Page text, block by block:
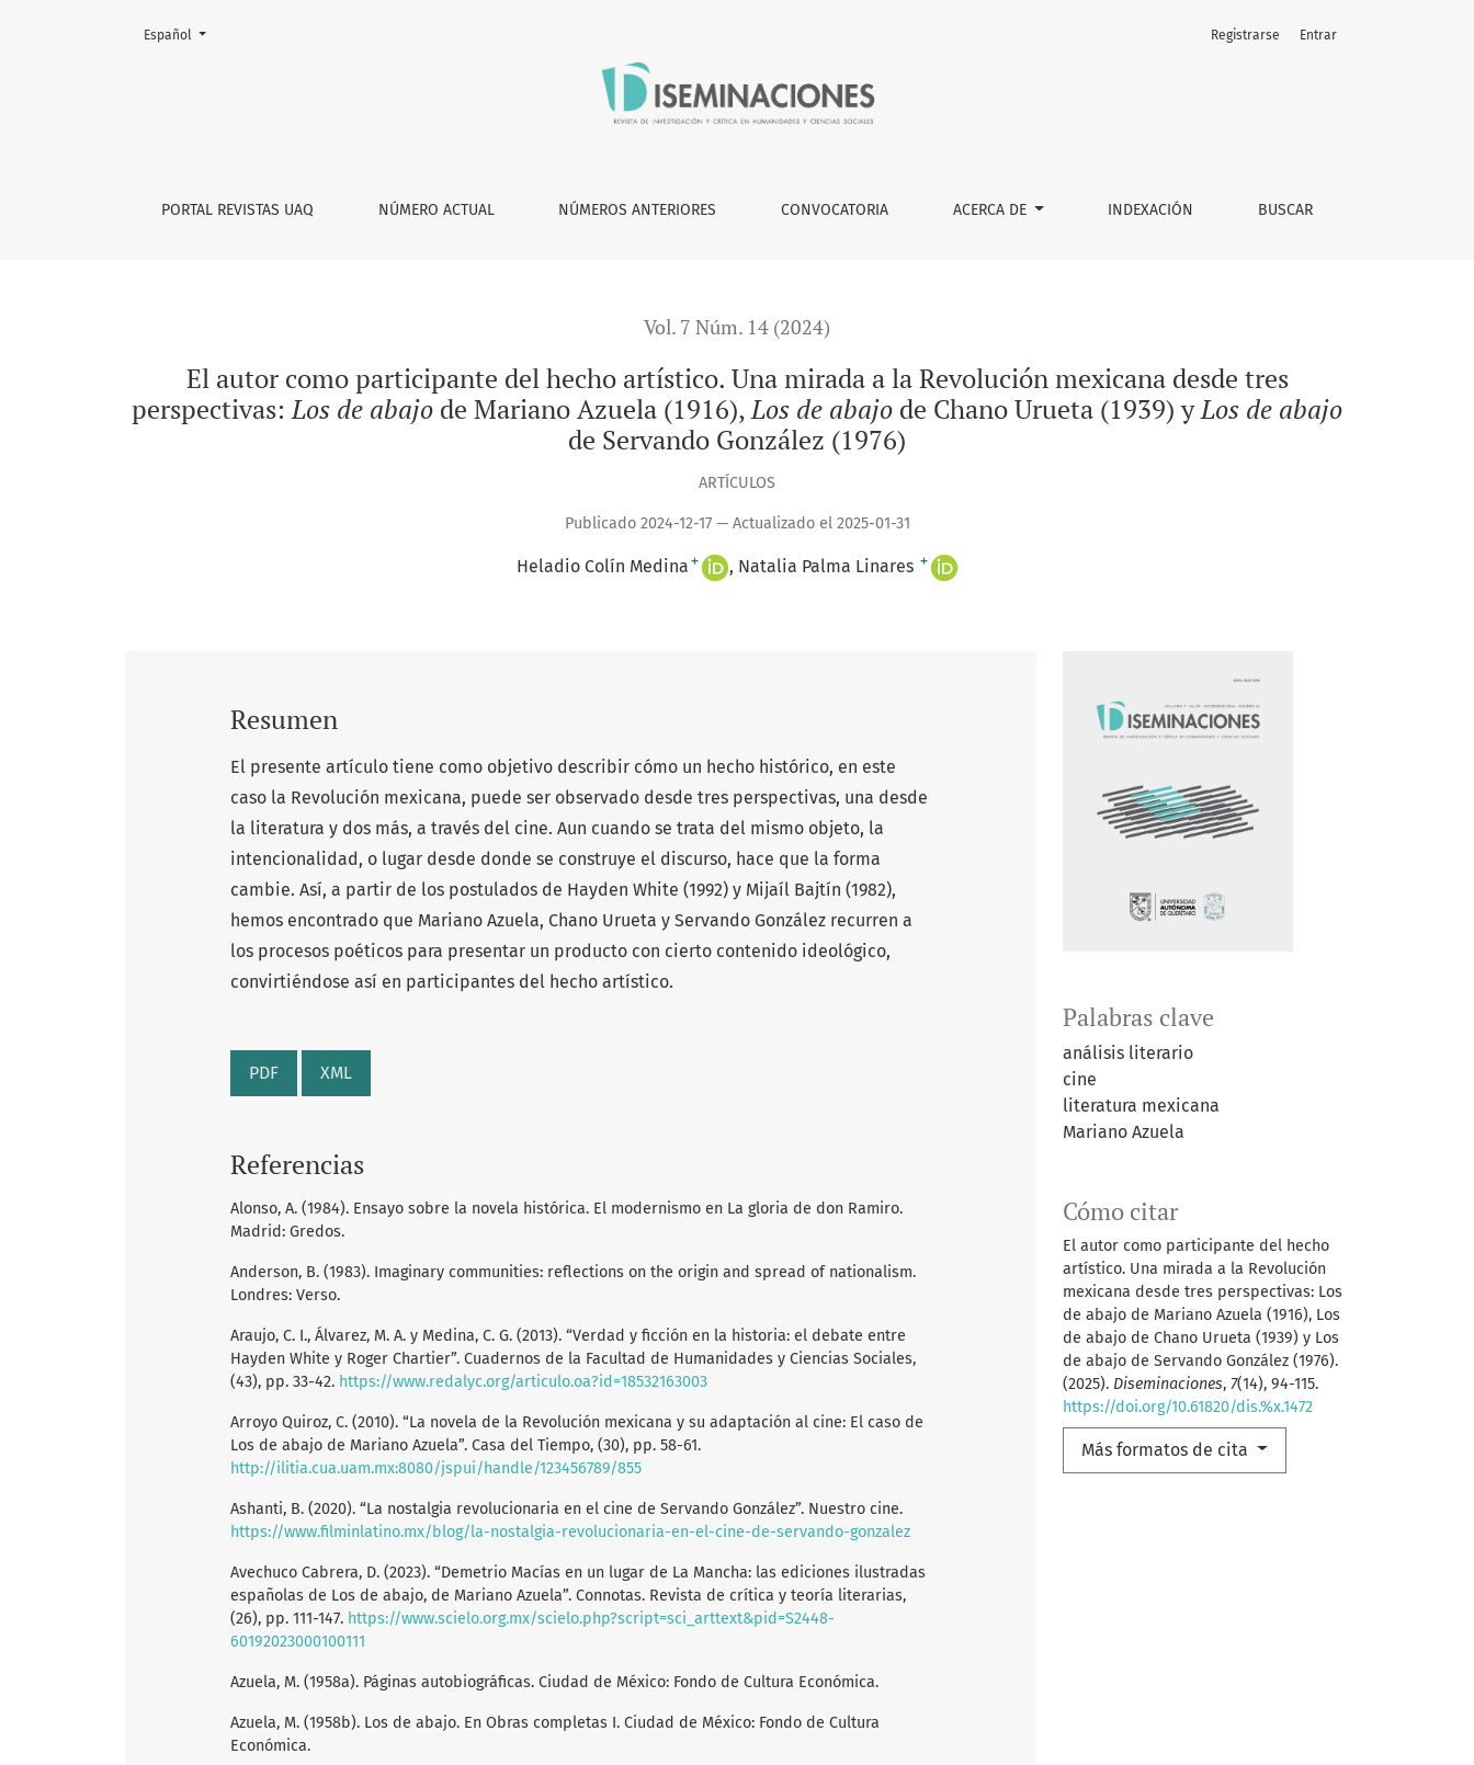
El autor como participante del hecho artístico. Una mirada a la Revolución mexicana desde tres perspectivas: <i>Los de abajo</i> de Mariano Azuela (1916), <i>Los de
PORTAL REVISTAS UAQ NÚMERO ACTUAL NÚMEROS ANTERIORES CONVOCATORIA ACERCA DE INDEXACIÓN BUSCAR
Registrarse Entrar
Cambiar el idioma. El actual es:
Español
Vol. 7 Núm. 14 (2024)
El autor como participante del hecho artístico. Una mirada a la Revolución mexicana desde tres
perspectivas:Los de abajo de Mariano Azuela (1916),Los de abajo de Chano Urueta (1939) yLos de abajo
de Servando González (1976)
ARTÍCULOS
Publicado 2024-12-17 — Actualizado el 2025-01-31
Heladio Colín Medina + Natalia Palma Linares +
Palabras clave
análisis literario
cine
literatura mexicana
Mariano Azuela
Cómo citar
El autor como participante del hecho
artístico. Una mirada a la Revolución
mexicana desde tres perspectivas: Los
de abajo de Mariano Azuela (1916), Los
de abajo de Chano Urueta (1939) y Los
de abajo de Servando González (1976).
(2025). Diseminaciones, 7(14), 94-115.
https://doi.org/10.61820/dis.%x.1472
Más formatos de cita
Resumen
El presente artículo tiene como objetivo describir cómo un hecho histórico, en este
caso la Revolución mexicana, puede ser observado desde tres perspectivas, una desde
la literatura y dos más, a través del cine. Aun cuando se trata del mismo objeto, la
intencionalidad, o lugar desde donde se construye el discurso, hace que la forma
cambie. Así, a partir de los postulados de Hayden White (1992) y Mijaíl Bajtín (1982),
hemos encontrado que Mariano Azuela, Chano Urueta y Servando González recurren a
los procesos poéticos para presentar un producto con cierto contenido ideológico,
convirtiéndose así en participantes del hecho artístico.
PDF XML
Referencias
Alonso, A. (1984). Ensayo sobre la novela histórica. El modernismo en La gloria de don Ramiro.
Madrid: Gredos.
Anderson, B. (1983). Imaginary communities: reflections on the origin and spread of nationalism.
Londres: Verso.
Araujo, C. I., Álvarez, M. A. y Medina, C. G. (2013). “Verdad y ficción en la historia: el debate entre
Hayden White y Roger Chartier”. Cuadernos de la Facultad de Humanidades y Ciencias Sociales,
(43), pp. 33-42. https://www.redalyc.org/articulo.oa?id=18532163003
Arroyo Quiroz, C. (2010). “La novela de la Revolución mexicana y su adaptación al cine: El caso de
Los de abajo de Mariano Azuela”. Casa del Tiempo, (30), pp. 58-61.
http://ilitia.cua.uam.mx:8080/jspui/handle/123456789/855
Ashanti, B. (2020). “La nostalgia revolucionaria en el cine de Servando González”. Nuestro cine.
https://www.filminlatino.mx/blog/la-nostalgia-revolucionaria-en-el-cine-de-servando-gonzalez
Avechuco Cabrera, D. (2023). “Demetrio Macías en un lugar de La Mancha: las ediciones ilustradas
españolas de Los de abajo, de Mariano Azuela”. Connotas. Revista de crítica y teoría literarias,
(26), pp. 111-147. https://www.scielo.org.mx/scielo.php?script=sci_arttext&pid=S2448-
60192023000100111
Azuela, M. (1958a). Páginas autobiográficas. Ciudad de México: Fondo de Cultura Económica.
Azuela, M. (1958b). Los de abajo. En Obras completas I. Ciudad de México: Fondo de Cultura
Económica.